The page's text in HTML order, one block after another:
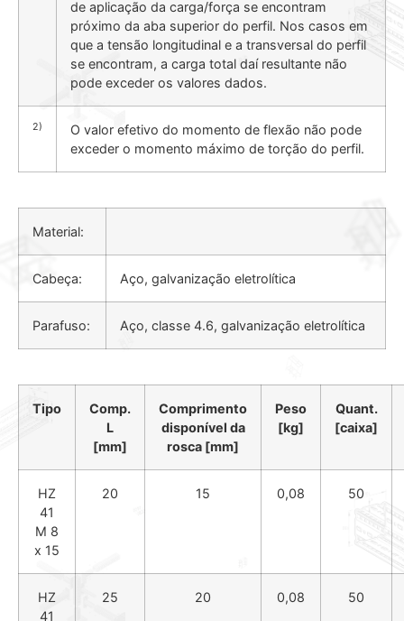
de aplicação da carga/força se encontram
próximo da aba superior do perfil. Nos casos em
que a tensão longitudinal e a transversal do perfil
se encontram, a carga total daí resultante não
pode exceder os valores dados.
2)
O valor efetivo do momento de flexão não pode
exceder o momento máximo de torção do perfil.
Material:
Cabeça: Aço, galvanização eletrolítica
Parafuso: Aço, classe 4.6, galvanização eletrolítica
Tipo
Comp.
L
[mm]
Comprimento
disponível da
rosca [mm]
Peso
[kg]
Quant.
[caixa]
HZ
41
M 8
x 15
20 15 0,08 50
HZ
41
25 20 0,08 50